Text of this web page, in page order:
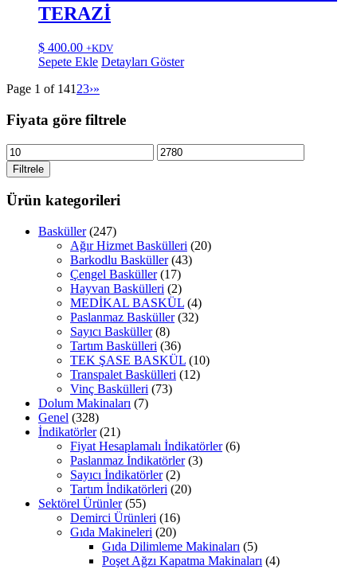
TERAZİ
$ 400.00 +KDV
Sepete Ekle Detayları Göster
Page 1 of 141 23›»
Fiyata göre filtrele
En
düşük
fiyat
En
yüksek
Filtrele
Ürün kategorileri
Basküller (247)
Ağır Hizmet Baskülleri (20)
Barkodlu Basküller (43)
Çengel Basküller (17)
Hayvan Baskülleri (2)
MEDİKAL BASKÜL (4)
Paslanmaz Basküller (32)
Sayıcı Basküller (8)
Tartım Baskülleri (36)
TEK ŞASE BASKÜL (10)
Transpalet Baskülleri (12)
Vinç Baskülleri (73)
Dolum Makinaları (7)
Genel (328)
İndikatörler (21)
Fiyat Hesaplamalı İndikatörler (6)
Paslanmaz İndikatörler (3)
Sayıcı İndikatörler (2)
Tartım İndikatörleri (20)
Sektörel Ürünler (55)
Demirci Ürünleri (16)
Gıda Makineleri (20)
Gıda Dilimleme Makinaları (5)
Poşet Ağzı Kapatma Makinaları (4)